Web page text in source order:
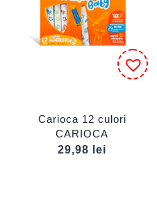
Carioca 12 culori
CARIOCA
29,98
lei